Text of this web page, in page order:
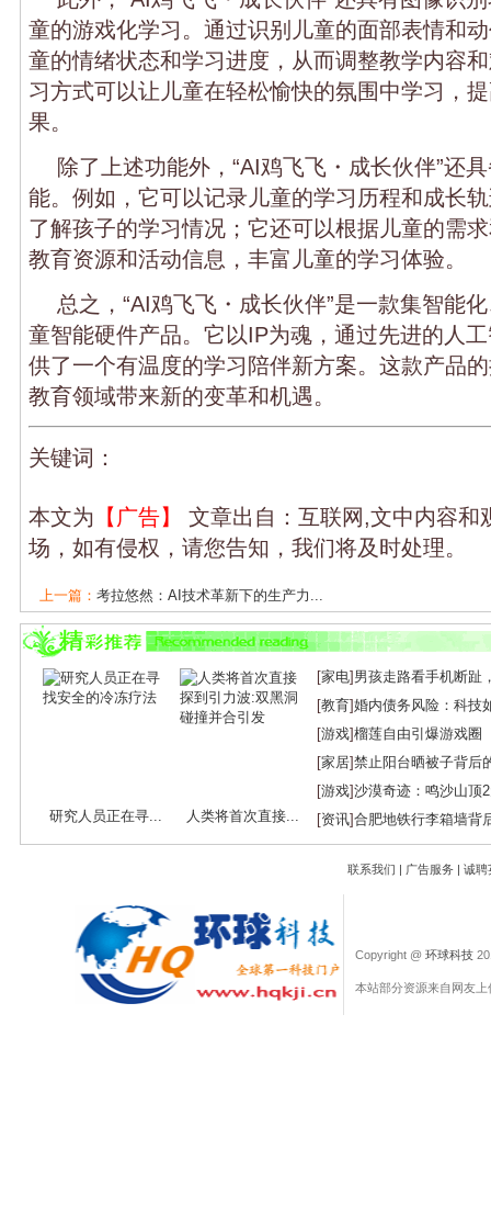
童的游戏化学习。通过识别儿童的面部表情和
童的情绪状态和学习进度，从而调整教学内容
习方式可以让儿童在轻松愉快的氛围中学习，
果。
除了上述功能外，“AI鸡飞飞・成长伙伴”还
能。例如，它可以记录儿童的学习历程和成长
了解孩子的学习情况；它还可以根据儿童的需
教育资源和活动信息，丰富儿童的学习体验。
总之，“AI鸡飞飞・成长伙伴”是一款集智能
童智能硬件产品。它以IP为魂，通过先进的人
供了一个有温度的学习陪伴新方案。这款产品
教育领域带来新的变革和机遇。
关键词：
本文为 【广告】
文章出自：互联网,文中内容和
场，如有侵权，请您告知，我们将及时处理。
上一篇： 考拉悠然：AI技术革新下的生产力...
下一篇：德生科技：AI+民生战略新篇章，描...
研究人员正在寻... 人类将首次直接...
[家电] 男孩走路看手机断趾
[教育]婚内债务风险：科技
[游戏]榴莲自由引爆游戏圈
[家居]禁止阳台晒被子背后
[游戏]沙漠奇迹：鸣沙山顶
[资讯]合肥地铁行李箱墙背
联系我们 | 广告服务 | 诚聘
Copyright @ 环球科技
本站部分资源来自网友